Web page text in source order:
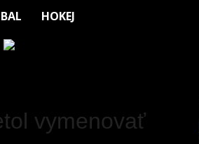
HOKEJ
vymenovať